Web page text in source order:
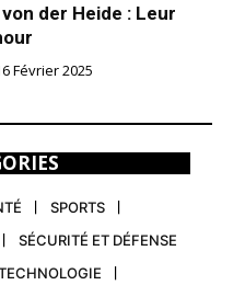
der Heide : Leur
Février 2025
SPORTS
SÉCURITÉ ET DÉFENSE